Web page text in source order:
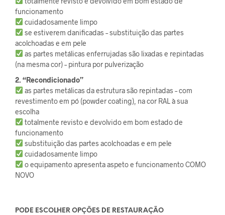
funcionamento
cuidadosamente limpo
se estiverem danificadas – substituição das partes
acolchoadas e em pele
as partes metálicas enferrujadas são lixadas e repintadas
(na mesma cor) – pintura por pulverização
2. “Recondicionado”
as partes metálicas da estrutura são repintadas – com
revestimento em pó (powder coating), na cor RAL à sua
escolha
totalmente revisto e devolvido em bom estado de
funcionamento
substituição das partes acolchoadas e em pele
cuidadosamente limpo
o equipamento apresenta aspeto e funcionamento COMO
NOVO
PODE ESCOLHER OPÇÕES DE RESTAURAÇÃO